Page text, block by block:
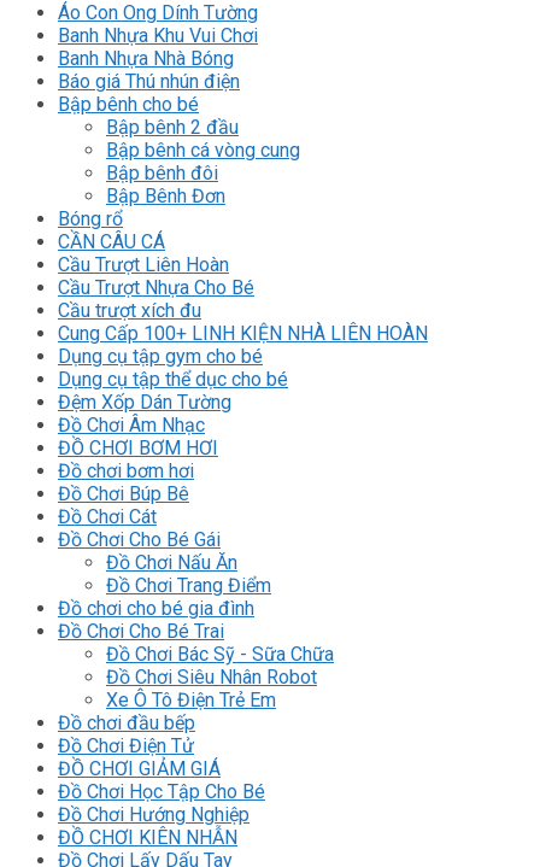
Áo Con Ong Dính Tường
Banh Nhựa Khu Vui Chơi
Banh Nhựa Nhà Bóng
Báo giá Thú nhún điện
Bập bênh cho bé
Bập bênh 2 đầu
Bập bênh cá vòng cung
Bập bênh đôi
Bập Bênh Đơn
Bóng rổ
CẦN CÂU CÁ
Cầu Trượt Liên Hoàn
Cầu Trượt Nhựa Cho Bé
Cầu trượt xích đu
Cung Cấp 100+ LINH KIỆN NHÀ LIÊN HOÀN
Dụng cụ tập gym cho bé
Dụng cụ tập thể dục cho bé
Đệm Xốp Dán Tường
Đồ Chơi Âm Nhạc
ĐỒ CHƠI BƠM HƠI
Đồ chơi bơm hơi
Đồ Chơi Búp Bê
Đồ Chơi Cát
Đồ Chơi Cho Bé Gái
Đồ Chơi Nấu Ăn
Đồ Chơi Trang Điểm
Đồ chơi cho bé gia đình
Đồ Chơi Cho Bé Trai
Đồ Chơi Bác Sỹ - Sữa Chữa
Đồ Chơi Siêu Nhân Robot
Xe Ô Tô Điện Trẻ Em
Đồ chơi đầu bếp
Đồ Chơi Điện Tử
ĐỒ CHƠI GIẢM GIÁ
Đồ Chơi Học Tập Cho Bé
Đồ Chơi Hướng Nghiệp
ĐỒ CHƠI KIÊN NHẪN
Đồ Chơi Lấy Dấu Tay